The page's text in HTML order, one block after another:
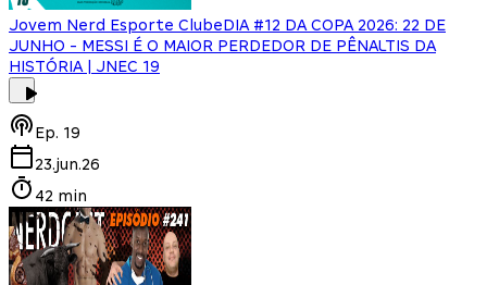
Jovem Nerd Esporte ClubeDIA #12 DA COPA 2026: 22 DE
JUNHO - MESSI É O MAIOR PERDEDOR DE PÊNALTIS DA
HISTÓRIA | JNEC 19
Ep. 19
23.jun.26
42 min